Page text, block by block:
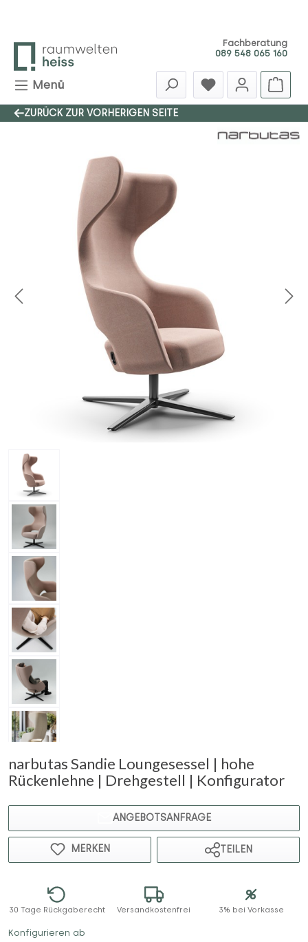
Fachberatung
089 548 065 160
Menü
ZURÜCK ZUR VORHERIGEN SEITE
narbutas Sandie Loungesessel | hohe
Rückenlehne | Drehgestell | Konfigurator
Bildergalerie überspringen
ANGEBOTSANFRAGE
MERKEN TEILEN
30 Tage Rückgaberecht Versandkostenfrei 3% bei Vorkasse
Konfigurieren ab